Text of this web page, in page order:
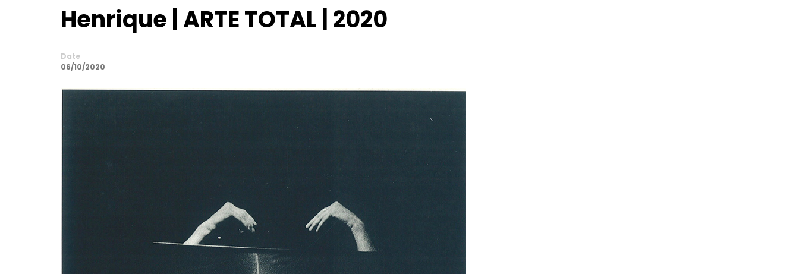
Henrique | ARTE TOTAL | 2020
Date
06/10/2020